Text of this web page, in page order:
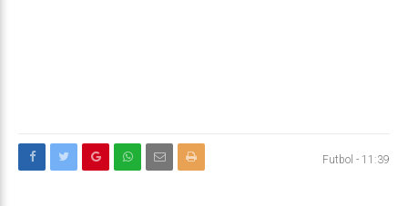
Futbol - 11:39